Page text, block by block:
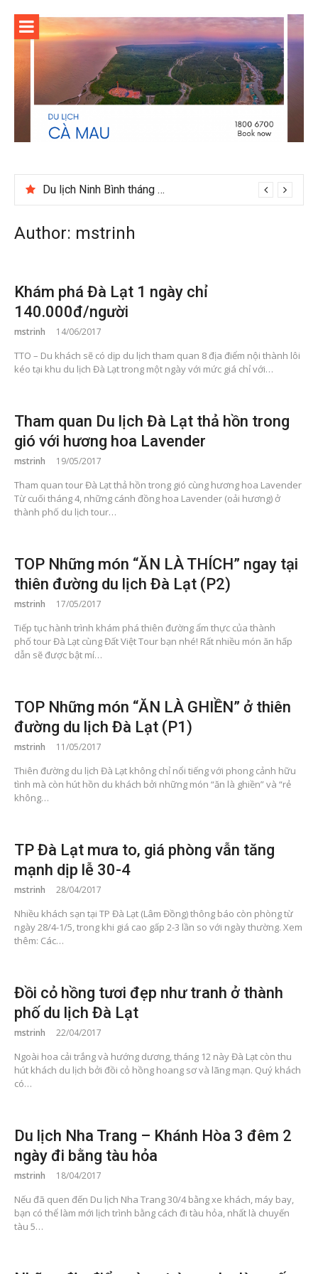
content
Du lịch Ninh Bình tháng 12 có gì đáng trải nghiệm
Author: mstrinh
Khám phá Đà Lạt 1 ngày chỉ
140.000đ/người
mstrinh 14/06/2017
TTO – Du khách sẽ có dịp du lịch tham quan 8 địa điểm nội thành lôi
kéo tại khu du lịch Đà Lạt trong một ngày với mức giá chỉ với…
Tham quan Du lịch Đà Lạt thả hồn trong
gió với hương hoa Lavender
mstrinh 19/05/2017
Tham quan tour Đà Lạt thả hồn trong gió cùng hương hoa Lavender
Từ cuối tháng 4, những cánh đồng hoa Lavender (oải hương) ở
thành phố du lịch tour…
TOP Những món “ĂN LÀ THÍCH” ngay tại
thiên đường du lịch Đà Lạt (P2)
mstrinh 17/05/2017
Tiếp tục hành trình khám phá thiên đường ẩm thực của thành
phố tour Đà Lạt cùng Đất Việt Tour bạn nhé! Rất nhiều món ăn hấp
dẫn sẽ được bật mí…
TOP Những món “ĂN LÀ GHIỀN” ở thiên
đường du lịch Đà Lạt (P1)
mstrinh 11/05/2017
Thiên đường du lịch Đà Lạt không chỉ nổi tiếng với phong cảnh hữu
tình mà còn hút hồn du khách bởi những món “ăn là ghiền” và “rẻ
không…
TP Đà Lạt mưa to, giá phòng vẫn tăng
mạnh dịp lễ 30-4
mstrinh 28/04/2017
Nhiều khách sạn tại TP Đà Lạt (Lâm Đồng) thông báo còn phòng từ
ngày 28/4-1/5, trong khi giá cao gấp 2-3 lần so với ngày thường. Xem
thêm: Các…
Đồi cỏ hồng tươi đẹp như tranh ở thành
phố du lịch Đà Lạt
mstrinh 22/04/2017
Ngoài hoa cải trắng và hướng dương, tháng 12 này Đà Lạt còn thu
hút khách du lịch bởi đồi cỏ hồng hoang sơ và lãng mạn. Quý khách
có…
Du lịch Nha Trang – Khánh Hòa 3 đêm 2
ngày đi bằng tàu hỏa
mstrinh 18/04/2017
Nếu đã quen đến Du lịch Nha Trang 30/4 bằng xe khách, máy bay,
bạn có thể làm mới lịch trình bằng cách đi tàu hỏa, nhất là chuyến
tàu 5…